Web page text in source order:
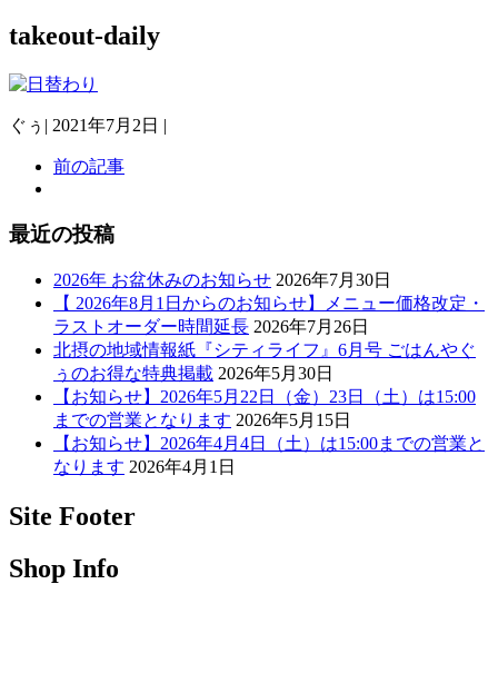
takeout-daily
ぐぅ | 2021年7月2日 |
前の記事
最近の投稿
2026年 お盆休みのお知らせ 2026年7月30日
【 2026年8月1日からのお知らせ】メニュー価格改定・
ラストオーダー時間延長 2026年7月26日
北摂の地域情報紙『シティライフ』6月号 ごはんやぐ
ぅのお得な特典掲載 2026年5月30日
【お知らせ】2026年5月22日（金）23日（土）は15:00
までの営業となります 2026年5月15日
【お知らせ】2026年4月4日（土）は15:00までの営業と
なります 2026年4月1日
Site Footer
Shop Info